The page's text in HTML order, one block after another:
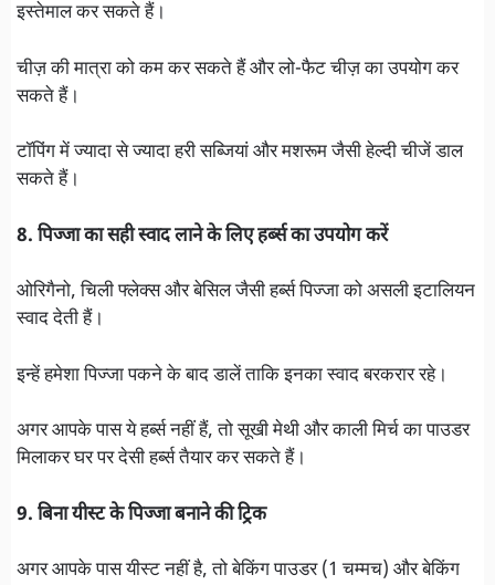
इस्तेमाल कर सकते हैं।
चीज़ की मात्रा को कम कर सकते हैं और लो-फैट चीज़ का उपयोग कर
सकते हैं।
टॉपिंग में ज्यादा से ज्यादा हरी सब्जियां और मशरूम जैसी हेल्दी चीजें डाल
सकते हैं।
8. पिज्जा का सही स्वाद लाने के लिए हर्ब्स का उपयोग करें
ओरिगैनो, चिली फ्लेक्स और बेसिल जैसी हर्ब्स पिज्जा को असली इटालियन
स्वाद देती हैं।
इन्हें हमेशा पिज्जा पकने के बाद डालें ताकि इनका स्वाद बरकरार रहे।
अगर आपके पास ये हर्ब्स नहीं हैं, तो सूखी मेथी और काली मिर्च का पाउडर
मिलाकर घर पर देसी हर्ब्स तैयार कर सकते हैं।
9. बिना यीस्ट के पिज्जा बनाने की ट्रिक
अगर आपके पास यीस्ट नहीं है, तो बेकिंग पाउडर (1 चम्मच) और बेकिंग